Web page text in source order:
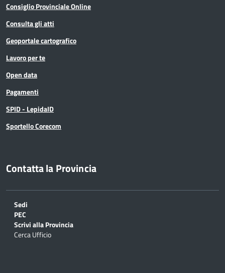
Consiglio Provinciale Online
Consulta gli atti
Geoportale cartografico
Lavoro per te
Open data
Pagamenti
SPID - LepidaID
Sportello Corecom
Contatta la Provincia
Sedi
PEC
Scrivi alla Provincia
Cerca Ufficio